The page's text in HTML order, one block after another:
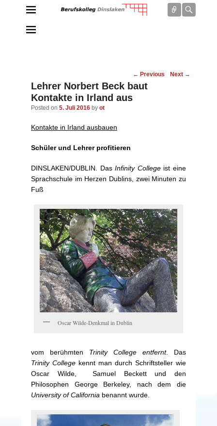
Connect
Post
navigation
← Previous Next →
Lehrer Norbert Beck baut
Kontakte in Irland aus
Posted on 5. Juli 2016 by ot
Kontakte in Irland ausbauen
Schüler und Lehrer profitieren
DINSLAKEN/DUBLIN. DasInfinity Collegeist eine
Sprachschule im Herzen Dublins, zwei Minuten zu
Fuß
Oscar Wilde-Denkmal in Dublin
vom berühmten Trinity College entfernt. Das
Trinity College kennt man durch Schriftsteller wie
Oscar Wilde, Samuel Beckett und den
Philosophen George Berkeley, nach dem die
University of California benannt wurde.